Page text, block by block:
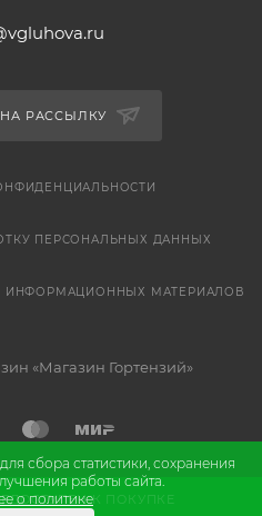
К ПОКУПКЕ
РАССЫЛКУ
ПЕРСОНАЛЬНЫХ ДАННЫХ
ИНФОРМАЦИОННЫХ МАТЕРИАЛОВ
«Магазин Гортензий»
ипродвижение сайта
сбора статистики, сохранения
работы сайта.
о политике